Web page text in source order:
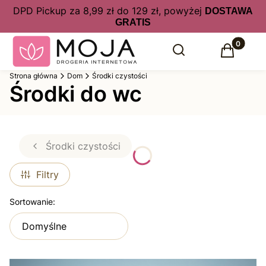
DPD Pickup za 8,99 zł do 129 zł, powyżej DOSTAWA
GRATIS
Otwórz wyszukiwarkę
Szukaj Produkty
Koszyk
Strona główna Dom Środki czystości
Środki do wc
Środki czystości
Filtry
Lista produktów
Sortowanie:
Domyślne